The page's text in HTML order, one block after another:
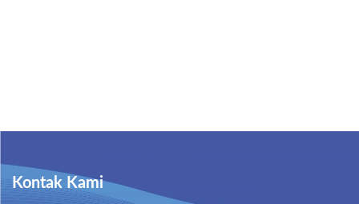
Kontak Kami